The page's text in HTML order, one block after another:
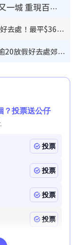
小熊維尼100週年快閃店登陸又一城 重現百畝森林經典場景／獨家限定盲盒登場／專屬DIY香水
唱K推介2026︱全港13大卡啦OK好去處！最平$36起 日文K都有！(附地址+收費詳情)
假日好去處｜2026放假去邊好？逾20放假好去處郊外/秘景 休閒半日或一日遊